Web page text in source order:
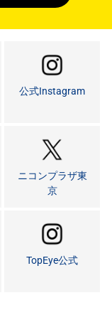
公式Instagram
ニコンプラザ東
京
TopEye公式